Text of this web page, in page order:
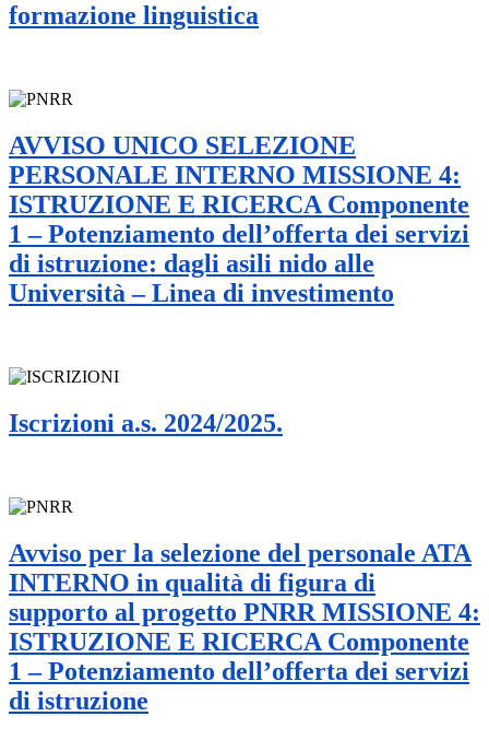
formazione linguistica
AVVISO UNICO SELEZIONE
PERSONALE INTERNO MISSIONE 4:
ISTRUZIONE E RICERCA Componente
1 – Potenziamento dell’offerta dei servizi
di istruzione: dagli asili nido alle
Università – Linea di investimento
Iscrizioni a.s. 2024/2025.
Avviso per la selezione del personale ATA
INTERNO in qualità di figura di
supporto al progetto PNRR MISSIONE 4:
ISTRUZIONE E RICERCA Componente
1 – Potenziamento dell’offerta dei servizi
di istruzione